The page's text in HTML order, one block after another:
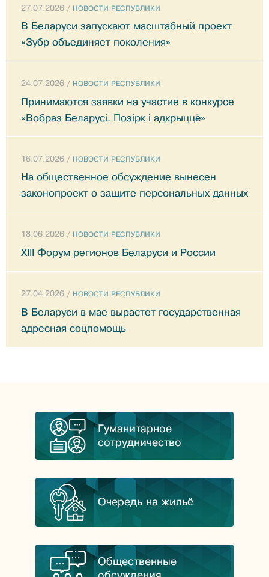
27.07.2026 / НОВОСТИ РЕСПУБЛИКИ
В Беларуси запускают масштабный проект
«Зубр объединяет поколения»
24.07.2026 / НОВОСТИ РЕСПУБЛИКИ
Принимаются заявки на участие в конкурсе
«Вобраз Беларусi. Позiрк i адкрыццё»
16.07.2026 / НОВОСТИ РЕСПУБЛИКИ
На общественное обсуждение вынесен
законопроект о защите персональных данных
18.06.2026 / НОВОСТИ РЕСПУБЛИКИ
XIII Форум регионов Беларуси и России
27.04.2026 / НОВОСТИ РЕСПУБЛИКИ
В Беларуси в мае вырастет государственная
адресная соцпомощь
Гуманитарное
сотрудничество
Очередь на жильё
Общественные